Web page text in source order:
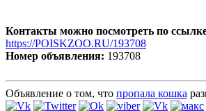
Контакты можно посмотреть по
https://POISKZOO.RU/193708
Номер объявления: 193708
Объявление о том, что пропала кошка